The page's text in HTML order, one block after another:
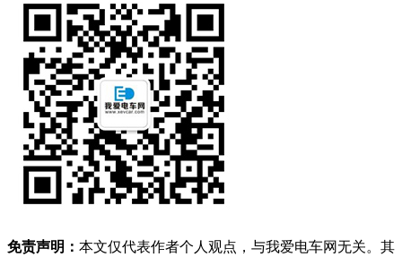
免责声明： 本文仅代表作者个人观点，与我爱电车网无关。其